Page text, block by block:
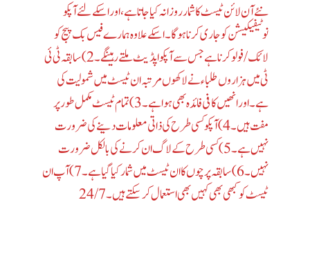
نئے آن لائن ٹیسٹ کا شمار روزانہ کیا جاتا ہے، اور اسکے لئے آپکو
نوٹیفیکیشن کو جاری کرنا ہوگا ۔ اسکے علاوہ ہمارے فیس بک پیج کو
لائک /فولو کرنا ہے جس سے آپکو اپڈیٹ ملتے رہینگے۔2)سابقہ ٹی ئی
ٹی میں ہزاروں طلبا ء نے لاکھوں مرتبہ ان ٹیسٹ میں شمولیت کی
ہے۔ اور انھیں کافی فائدہ بھی ہوا ہے۔3)تمام ٹیسٹ مکمل طور پر
مفت ہیں ۔4) آپکو کسی طرح کی ذاتی معلومات دینے کی ضرورت
نہیں ہے۔5) کسی طرح کے لاگ ان کرنے کی بالکل ضرورت
نہیں ۔ 6) سابقہ پرچوں کا ان ٹیسٹ میں شمار کیا گیا ہے۔7)آپ ان
ٹیسٹ کو کبھی بھی کہیں بھی استعمال کر سکتے ہیں ۔ 24/7